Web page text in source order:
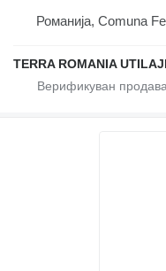
Романија, Comuna
TERRA ROMANIA